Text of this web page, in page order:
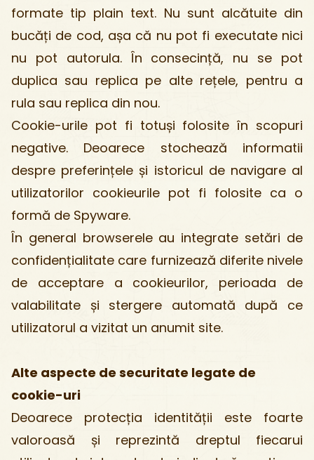
formate tip plain text. Nu sunt alcătuite din
bucăți de cod, așa că nu pot fi executate nici
nu pot autorula. În consecință, nu se pot
duplica sau replica pe alte rețele, pentru a
rula sau replica din nou.
Cookie-urile pot fi totuși folosite în scopuri
negative. Deoarece stochează informatii
despre preferințele și istoricul de navigare al
utilizatorilor cookieurile pot fi folosite ca o
formă de Spyware.
În general browserele au integrate setări de
confidențialitate care furnizează diferite nivele
de acceptare a cookieurilor, perioada de
valabilitate și stergere automată după ce
utilizatorul a vizitat un anumit site.
Alte aspecte de securitate legate de
cookie-uri
Deoarece protecția identității este foarte
valoroasă și reprezintă dreptul fiecarui